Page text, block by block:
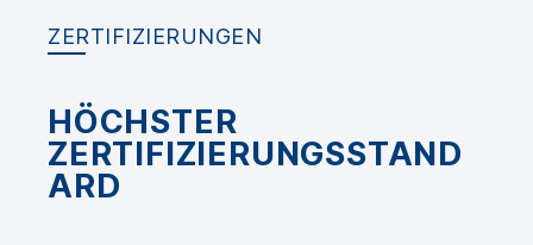
ZERTIFIZIERUNGEN
HÖCHSTER
ZERTIFIZIERUNGSSTAND
ARD